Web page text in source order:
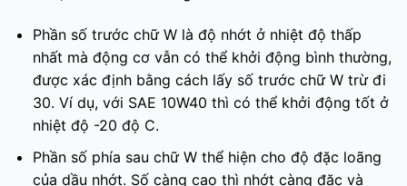
Phần số trước chữ W là độ nhớt ở nhiệt độ thấp
nhất mà động cơ vẫn có thể khởi động bình thường,
được xác định bằng cách lấy số trước chữ W trừ đi
30. Ví dụ, với SAE 10W40 thì có thể khởi động tốt ở
nhiệt độ -20 độ C.
Phần số phía sau chữ W thể hiện cho độ đặc loãng
của dầu nhớt. Số càng cao thì nhớt càng đặc và